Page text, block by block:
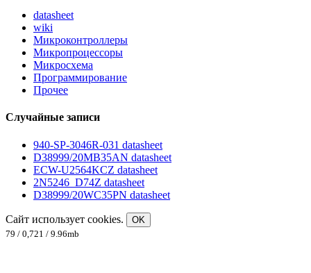
datasheet
wiki
Микроконтроллеры
Микропроцессоры
Микросхема
Программирование
Прочее
Случайные записи
940-SP-3046R-031 datasheet
D38999/20MB35AN datasheet
ECW-U2564KCZ datasheet
2N5246_D74Z datasheet
D38999/20WC35PN datasheet
Сайт использует cookies.
OK
79 / 0,721 / 9.96mb